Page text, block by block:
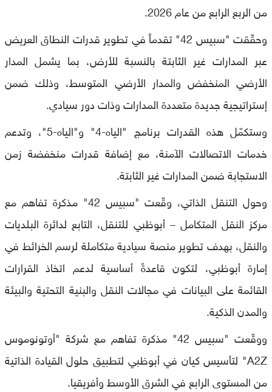
من الربع الرابع من عام 2026.
وحقّقت "سبيس 42" تقدماً في تطوير قدرات النطاق العريض
عبر المدارات غير الثابتة بالنسبة للأرض، بما يشمل المدار
الأرضي المنخفض والمدار الأرضي المتوسط، وذلك ضمن
إستراتيجية جديدة متعددة المدارات وذات دور سيادي.
وستكمّل هذه القدرات برنامج "الياه-4" و"الياه-5"، وتدعم
خدمات الاتصالات الآمنة، مع إضافة قدرات منخفضة زمن
الاستجابة ضمن المدارات غير الثابتة.
وحول التنقل الذاتي، وقّعت "سبيس 42" مذكرة تفاهم مع
مركز النقل المتكامل – أبوظبي للتنقل، التابع لدائرة البلديات
والنقل، بهدف تطوير منصة سيادية متكاملة لرسم الخرائط في
إمارة أبوظبي، لتكون قاعدةً أساسية لدعم اتخاذ القرارات
القائمة على البيانات في مجالات النقل والبنية التحتية والبيئة
والمدن الذكية.
ووقّعت "سبيس 42" مذكرة تفاهم مع شركة "أوتونوموس
A2Z" لتأسيس كيان في أبوظبي لتطبيق حلول القيادة الذاتية
من المستوى الرابع في الشرق الأوسط وأفريقيا.